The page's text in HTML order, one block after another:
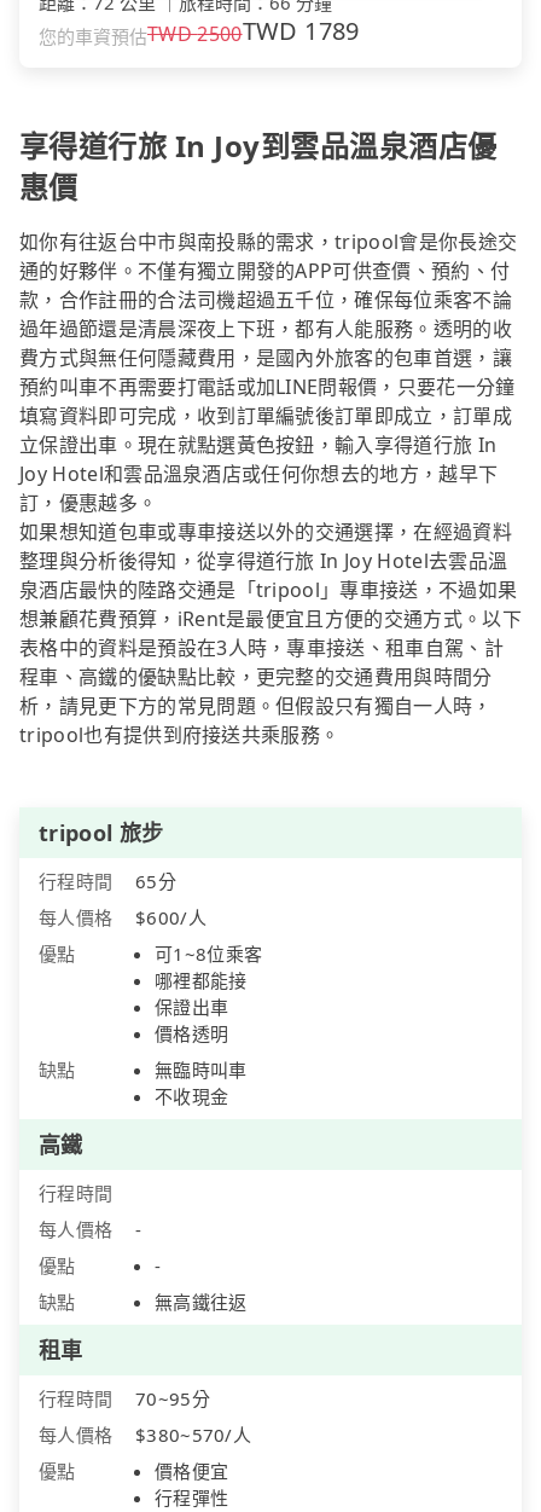
您的車資預估TWD2500TWD 1789
享得道行旅 In Joy到雲品溫泉酒店優
惠價
如你有往返台中市與南投縣的需求，tripool會是你長途交
通的好夥伴。不僅有獨立開發的APP可供查價、預約、付
款，合作註冊的合法司機超過五千位，確保每位乘客不論
過年過節還是清晨深夜上下班，都有人能服務。透明的收
費方式與無任何隱藏費用，是國內外旅客的包車首選，讓
預約叫車不再需要打電話或加LINE問報價，只要花一分鐘
填寫資料即可完成，收到訂單編號後訂單即成立，訂單成
立保證出車。現在就點選黃色按鈕，輸入享得道行旅 In
Joy Hotel和雲品溫泉酒店或任何你想去的地方，越早下
訂，優惠越多。
如果想知道包車或專車接送以外的交通選擇，在經過資料
整理與分析後得知，從享得道行旅 In Joy Hotel去雲品溫
泉酒店最快的陸路交通是「tripool」專車接送，不過如果
想兼顧花費預算，iRent是最便宜且方便的交通方式。以下
表格中的資料是預設在3人時，專車接送、租車自駕、計
程車、高鐵的優缺點比較，更完整的交通費用與時間分
析，請見更下方的常見問題。但假設只有獨自一人時，
tripool也有提供到府接送共乘服務。
tripool 旅步
行程時間
65分
每人價格
$600/人
優點
可1~8位乘客
哪裡都能接
保證出車
價格透明
缺點
無臨時叫車
不收現金
高鐵
行程時間
每人價格
-
優點
-
缺點
無高鐵往返
租車
行程時間
70~95分
每人價格
$380~570/人
優點
價格便宜
行程彈性